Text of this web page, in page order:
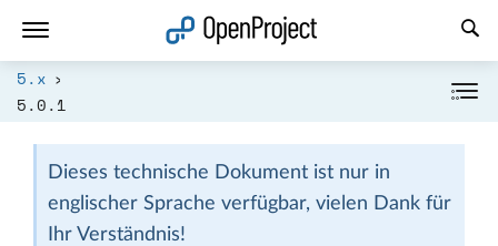
5.x
5.0.1
Dieses technische Dokument ist nur in
englischer Sprache verfügbar, vielen Dank für
Ihr Verständnis!
Link in neuem Tab öffnen